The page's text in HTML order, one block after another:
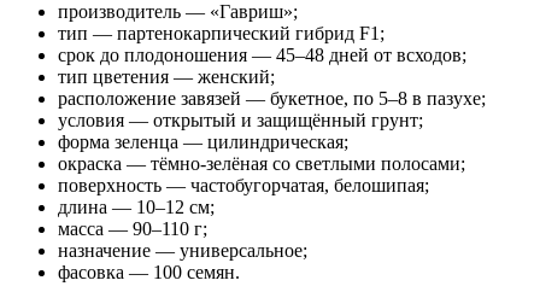
производитель — «Гавриш»;
тип — партенокарпический гибрид F1;
срок до плодоношения — 45–48 дней от всходов;
тип цветения — женский;
расположение завязей — букетное, по 5–8 в пазухе;
условия — открытый и защищённый грунт;
форма зеленца — цилиндрическая;
окраска — тёмно-зелёная со светлыми полосами;
поверхность — частобугорчатая, белошипая;
длина — 10–12 см;
масса — 90–110 г;
назначение — универсальное;
фасовка — 100 семян.